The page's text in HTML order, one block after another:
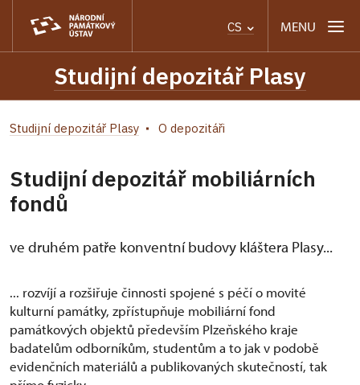
CS MENU
Studijní depozitář Plasy
Studijní depozitář Plasy O depozitáři
Studijní depozitář mobiliárních
fondů
ve druhém patře konventní budovy kláštera Plasy...
... rozvíjí a rozšiřuje činnosti spojené s péčí o movité
kulturní památky, zpřístupňuje mobiliární fond
památkových objektů především Plzeňského kraje
badatelům odborníkům, studentům a to jak v podobě
evidenčních materiálů a publikovaných skutečností, tak